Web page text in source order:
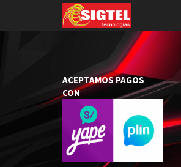
ACEPTAMOS PAGOS
CON